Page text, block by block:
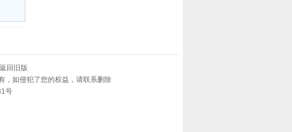
返回旧版
，如侵犯了您的权益，请联系删除
号